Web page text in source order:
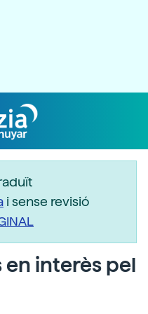
i sense revisió
en interès pel